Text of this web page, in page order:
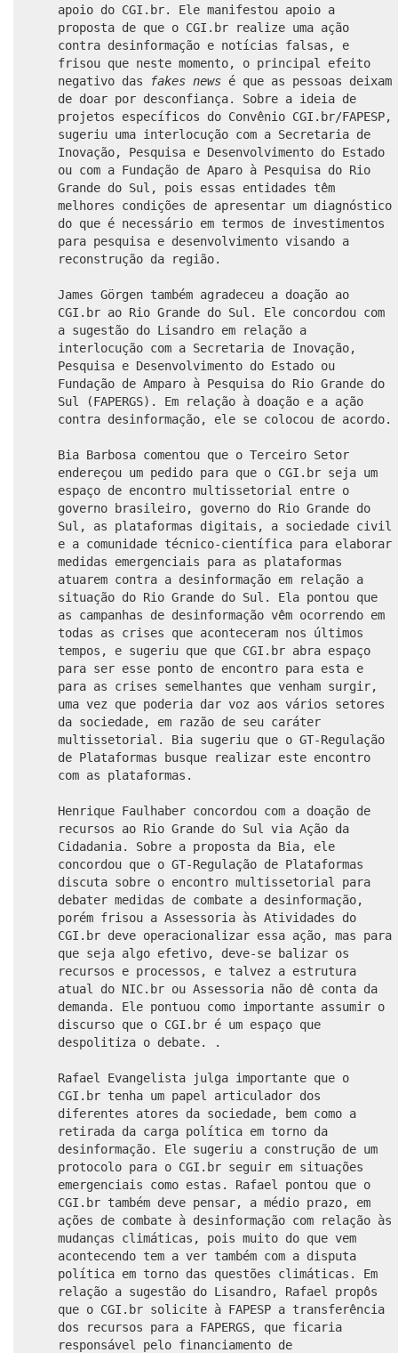
apoio do CGI.br. Ele manifestou apoio a
proposta de que o CGI.br realize uma ação
contra desinformação e notícias falsas, e
frisou que neste momento, o principal efeito
negativo das
fakes news é que as pessoas deixam
de doar por desconfiança. Sobre a ideia de
projetos específicos do Convênio CGI.br/FAPESP,
sugeriu uma interlocução com a Secretaria de
Inovação, Pesquisa e Desenvolvimento do Estado
ou com a Fundação de Aparo à Pesquisa do Rio
Grande do Sul, pois essas entidades têm
melhores condições de apresentar um diagnóstico
do que é necessário em termos de investimentos
para pesquisa e desenvolvimento visando a
reconstrução da região.
James Görgen também agradeceu a doação ao
CGI.br ao Rio Grande do Sul. Ele concordou com
a sugestão do Lisandro em relação a
interlocução com a Secretaria de Inovação,
Pesquisa e Desenvolvimento do Estado ou
Fundação de Amparo à Pesquisa do Rio Grande do
Sul (FAPERGS). Em relação à doação e a ação
contra desinformação, ele se colocou de acordo.
Bia Barbosa comentou que o Terceiro Setor
endereçou um pedido para que o CGI.br seja um
espaço de encontro multissetorial entre o
governo brasileiro, governo do Rio Grande do
Sul, as plataformas digitais, a sociedade civil
e a comunidade técnico-científica para elaborar
medidas emergenciais para as plataformas
atuarem contra a desinformação em relação a
situação do Rio Grande do Sul. Ela pontou que
as campanhas de desinformação vêm ocorrendo em
todas as crises que aconteceram nos últimos
tempos, e sugeriu que que CGI.br abra espaço
para ser esse ponto de encontro para esta e
para as crises semelhantes que venham surgir,
uma vez que poderia dar voz aos vários setores
da sociedade, em razão de seu caráter
multissetorial. Bia sugeriu que o GT-Regulação
de Plataformas busque realizar este encontro
com as plataformas.
Henrique Faulhaber concordou com a doação de
recursos ao Rio Grande do Sul via Ação da
Cidadania. Sobre a proposta da Bia, ele
concordou que o GT-Regulação de Plataformas
discuta sobre o encontro multissetorial para
debater medidas de combate a desinformação,
porém frisou a Assessoria às Atividades do
CGI.br deve operacionalizar essa ação, mas para
que seja algo efetivo, deve-se balizar os
recursos e processos, e talvez a estrutura
atual do NIC.br ou Assessoria não dê conta da
demanda. Ele pontuou como importante assumir o
discurso que o CGI.br é um espaço que
despolitiza o debate. .
Rafael Evangelista julga importante que o
CGI.br tenha um papel articulador dos
diferentes atores da sociedade, bem como a
retirada da carga política em torno da
desinformação. Ele sugeriu a construção de um
protocolo para o CGI.br seguir em situações
emergenciais como estas. Rafael pontou que o
CGI.br também deve pensar, a médio prazo, em
ações de combate à desinformação com relação às
mudanças climáticas, pois muito do que vem
acontecendo tem a ver também com a disputa
política em torno das questões climáticas. Em
relação a sugestão do Lisandro, Rafael propôs
que o CGI.br solicite à FAPESP a transferência
dos recursos para a FAPERGS, que ficaria
responsável pelo financiamento de